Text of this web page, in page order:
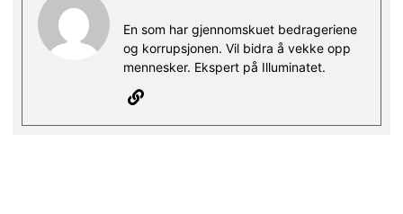
En som har gjennomskuet bedrageriene
og korrupsjonen. Vil bidra å vekke opp
mennesker. Ekspert på Illuminatet.